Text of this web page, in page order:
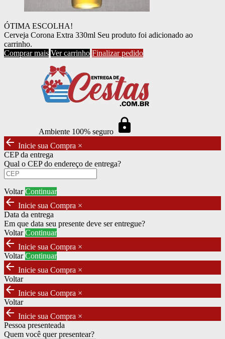
ÓTIMA ESCOLHA!
Cerveja Corona Extra 330ml Seu produto foi adicionado ao
carrinho.
Comprar mais Ver carrinho Finalizar pedido
Ambiente 100% seguro https
arrow_back Inicie sua Compra ×
CEP da entrega
Qual o CEP do endereço de entrega?
Voltar Continuar
arrow_back Inicie sua Compra ×
Data da entrega
Em que data seu presente deve ser entregue?
Voltar Continuar
arrow_back Inicie sua Compra ×
Voltar Continuar
arrow_back Inicie sua Compra ×
Voltar
arrow_back Inicie sua Compra ×
Voltar
arrow_back Inicie sua Compra ×
Pessoa presenteada
Quem você quer presentear?